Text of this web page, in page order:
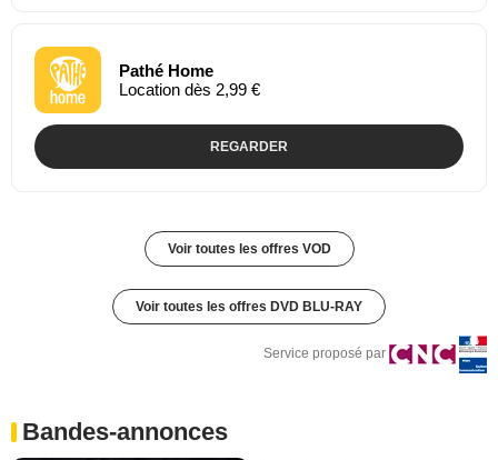
Pathé Home
Location dès 2,99 €
REGARDER
Voir toutes les offres VOD
Voir toutes les offres DVD BLU-RAY
Service proposé par
Bandes-annonces